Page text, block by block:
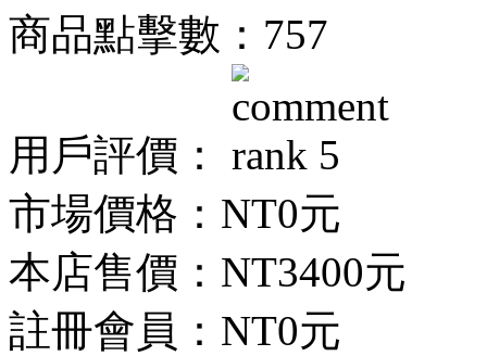
商品點擊數：757
用戶評價：
市場價格： NT0元
本店售價： NT3400元
註冊會員： NT0元